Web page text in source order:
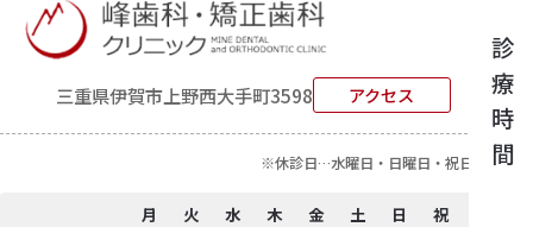
診療時間
三重県伊賀市上野西大手町3598 アクセス
※休診日…水曜日・日曜日・祝日
月 火 水 木 金 土 日 祝